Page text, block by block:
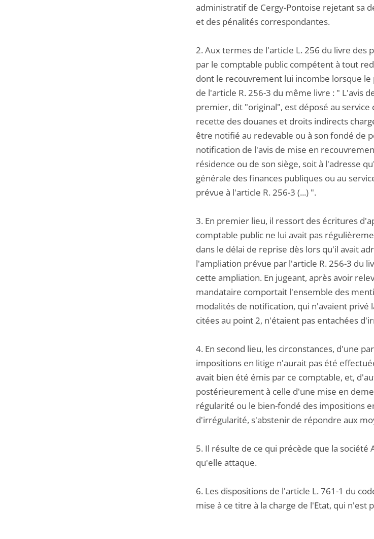
administratif de Cergy-Pontoise rejetant sa
et des pénalités correspondantes.
2. Aux termes de l'article L. 256 du livre des
par le comptable public compétent à tout
dont le recouvrement lui incombe lorsque
de l'article R. 256-3 du même livre : " L'avis
premier, dit "original", est déposé au
recette des douanes et droits indirects
être notifié au redevable ou à son fondé de
notification de l'avis de mise en
résidence ou de son siège, soit à l'adresse
générale des finances publiques ou au
prévue à l'article R. 256-3 (...) ".
3. En premier lieu, il ressort des écritures
comptable public ne lui avait pas
dans le délai de reprise dès lors qu'il avait
l'ampliation prévue par l'article R. 256-3 du
cette ampliation. En jugeant, après avoir
mandataire comportait l'ensemble des
modalités de notification, qui n'avaient
citées au point 2, n'étaient pas entachées
4. En second lieu, les circonstances, d'une
impositions en litige n'aurait pas été
avait bien été émis par ce comptable, et,
postérieurement à celle d'une mise en
régularité ou le bien-fondé des impositions
d'irrégularité, s'abstenir de répondre aux
5. Il résulte de ce qui précède que la
qu'elle attaque.
6. Les dispositions de l'article L. 761-1 du
mise à ce titre à la charge de l'Etat, qui n'est